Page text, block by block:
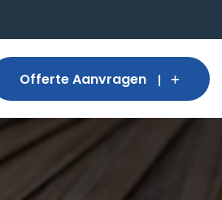
Offerte Aanvragen